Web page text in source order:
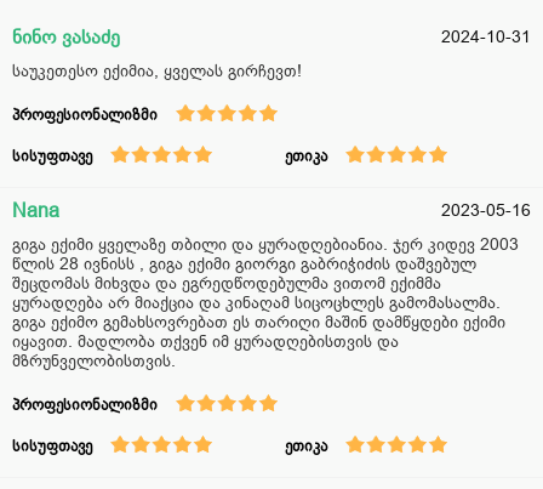
ნინო ვასაძე
2024-10-31
საუკეთესო ექიმია, ყველას გირჩევთ!
პროფესიონალიზმი
სისუფთავე ეთიკა
Nana
2023-05-16
გიგა ექიმი ყველაზე თბილი და ყურადღებიანია. ჯერ კიდევ 2003
წლის 28 ივნისს , გიგა ექიმი გიორგი გაბრიჭიძის დაშვებულ
შეცდომას მიხვდა და ეგრედწოდებულმა ვითომ ექიმმა
ყურადღება არ მიაქცია და კინაღამ სიცოცხლეს გამომასალმა.
გიგა ექიმო გემახსოვრებათ ეს თარიღი მაშინ დამწყდები ექიმი
იყავით. მადლობა თქვენ იმ ყურადღებისთვის და
მზრუნველობისთვის.
პროფესიონალიზმი
სისუფთავე ეთიკა